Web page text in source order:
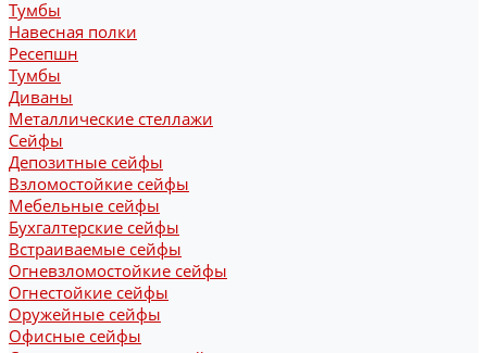
Тумбы
Навесная полки
Ресепшн
Тумбы
Диваны
Металлические стеллажи
Сейфы
Депозитные сейфы
Взломостойкие сейфы
Мебельные сейфы
Бухгалтерские сейфы
Встраиваемые сейфы
Огневзломостойкие сейфы
Огнестойкие сейфы
Оружейные сейфы
Офисные сейфы